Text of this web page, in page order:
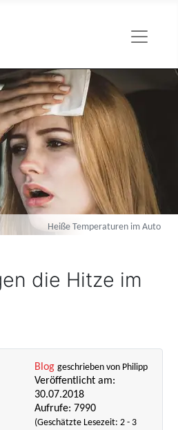
Heiße Temperaturen im Auto
die Hitze im
Blog geschrieben von Philipp
Veröffentlicht am:
30.07.2018
Aufrufe: 7990
(Geschätzte Lesezeit: 2 - 3